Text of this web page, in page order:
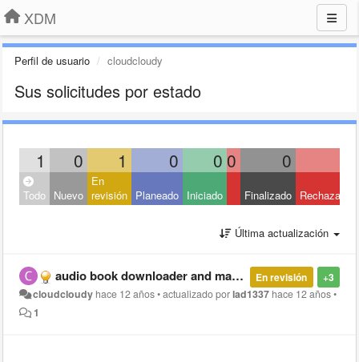
XDM
Perfil de usuario cloudcloudy
Sus solicitudes por estado
1 0 1 0 0 0 0
Todo Nuevo
En
revisión Planeado Iniciado Finalizado Rechazado
Última actualización
+3
En revisión
audio book downloader and manager
cloudcloudy hace 12 años•actualizado porlad1337 hace 12 años•
1